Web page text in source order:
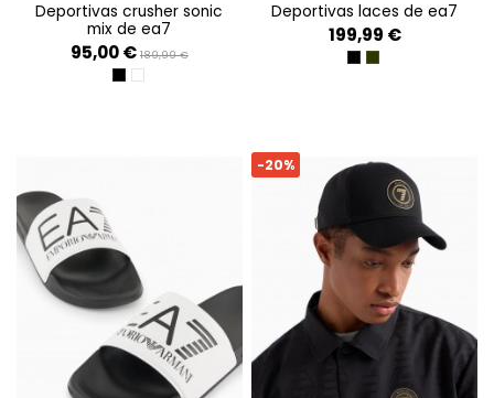
deportivas crusher sonic
mix de ea7
95,00 € 189,99 €
TRIPLE BLACK+GOLD
WHITE+CEMENT
deportivas laces de ea7
199,99 €
BLACK/WHITE
-20%